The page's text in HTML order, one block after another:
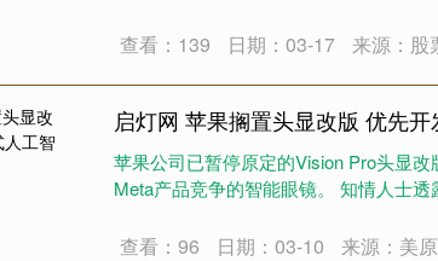
查看：139 日期：03-17 来源：股
启灯网 苹果搁置头显改版 优先
苹果公司已暂停原定的Vision Pro头显
Meta产品竞争的智能眼镜。 知情人士
查看：96 日期：03-10 来源：美